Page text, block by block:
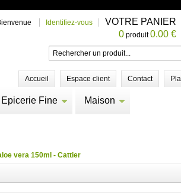
Identifiez-vous
VOTRE PANIER
0 produit0.00 €
Accueil Espace client Contact
Epicerie Fine Maison
vera 150ml - Cattier